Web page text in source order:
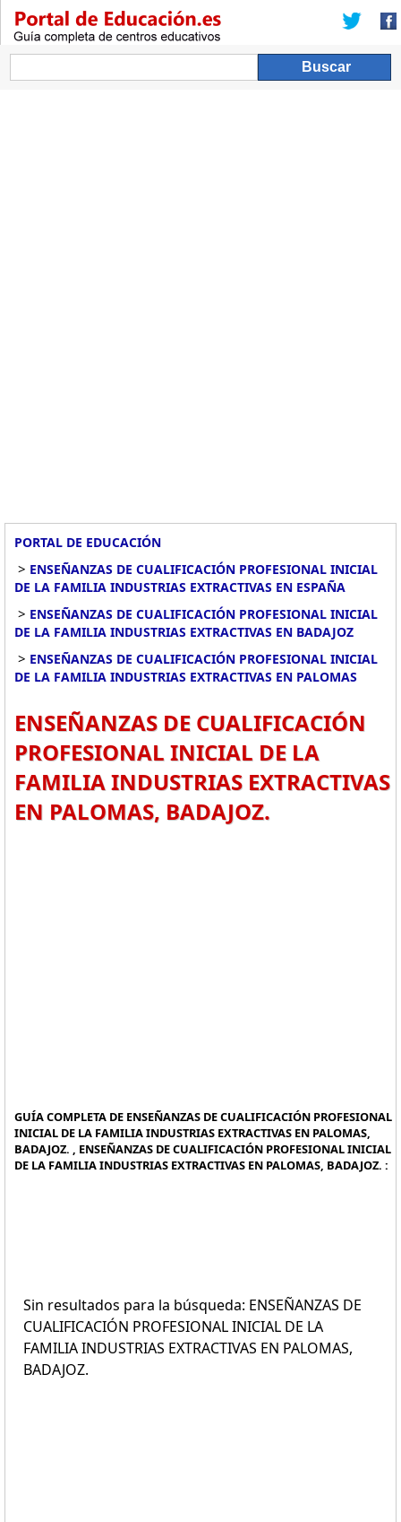
PORTAL DE EDUCACIÓN
> ENSEÑANZAS DE CUALIFICACIÓN PROFESIONAL INICIAL
DE LA FAMILIA INDUSTRIAS EXTRACTIVAS EN ESPAÑA
> ENSEÑANZAS DE CUALIFICACIÓN PROFESIONAL INICIAL
DE LA FAMILIA INDUSTRIAS EXTRACTIVAS EN BADAJOZ
> ENSEÑANZAS DE CUALIFICACIÓN PROFESIONAL INICIAL
DE LA FAMILIA INDUSTRIAS EXTRACTIVAS EN PALOMAS
ENSEÑANZAS DE CUALIFICACIÓN
PROFESIONAL INICIAL DE LA
FAMILIA INDUSTRIAS EXTRACTIVAS
EN PALOMAS, BADAJOZ.
GUÍA COMPLETA DE ENSEÑANZAS DE CUALIFICACIÓN PROFESIONAL
INICIAL DE LA FAMILIA INDUSTRIAS EXTRACTIVAS EN PALOMAS,
BADAJOZ. , ENSEÑANZAS DE CUALIFICACIÓN PROFESIONAL INICIAL
DE LA FAMILIA INDUSTRIAS EXTRACTIVAS EN PALOMAS, BADAJOZ. :
Sin resultados para la búsqueda: ENSEÑANZAS DE
CUALIFICACIÓN PROFESIONAL INICIAL DE LA
FAMILIA INDUSTRIAS EXTRACTIVAS EN PALOMAS,
BADAJOZ.